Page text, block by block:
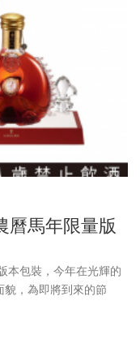
曆馬年限量版
本包裝，今年在光輝的
，為即將到來的節
布，以獨特的藝術風